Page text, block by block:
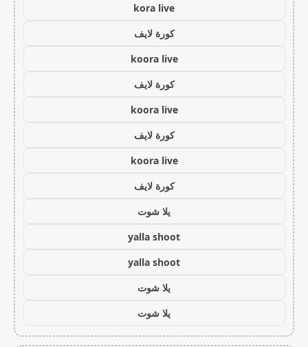
kora live
كورة لايف
koora live
كورة لايف
koora live
كورة لايف
koora live
كورة لايف
يلا شوت
yalla shoot
yalla shoot
يلا شوت
يلا شوت